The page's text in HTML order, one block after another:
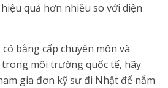
quả hơn nhiều so với diện
bằng cấp chuyên môn và
môi trường quốc tế, hãy
gia đơn kỹ sư đi Nhật để nắm